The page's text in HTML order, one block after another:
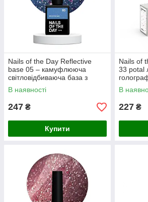
Nails of the Day Reflective
base 05 – камуфлююча
світловідбиваюча база з
голографічними блискітками
(насичено-блакитна), 10 мл
В наявності
247 ₴
Купити
Nails of
33 potal
для
В
227 ₴